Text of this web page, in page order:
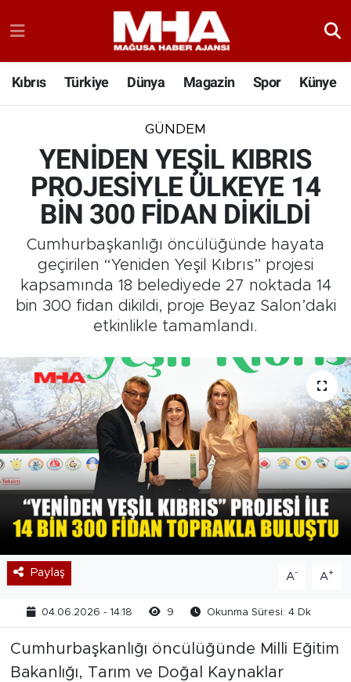
Kıbrıs Türkiye Dünya Magazin Spor Künye
GÜNDEM
YENİDEN YEŞİL KIBRIS
PROJESİYLE ÜLKEYE 14
BİN 300 FİDAN DİKİLDİ
Cumhurbaşkanlığı öncülüğünde hayata
geçirilen “Yeniden Yeşil Kıbrıs” projesi
kapsamında 18 belediyede 27 noktada 14
bin 300 fidan dikildi, proje Beyaz Salon’daki
etkinlikle tamamlandı.
Paylaş A- A+
04.06.2026 - 14:18 9 Okunma Süresi: 4 Dk
Cumhurbaşkanlığı öncülüğünde Milli Eğitim
Bakanlığı, Tarım ve Doğal Kaynaklar